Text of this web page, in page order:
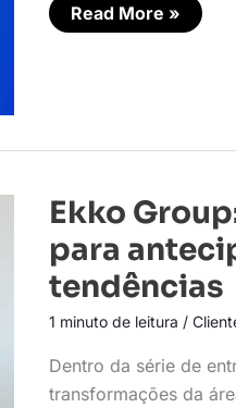
Read More »
Ekko
para
tendências
1 minuto de leitura /
Dentro da série de
transformações da
Ekko
Group:
para
antecipar
as